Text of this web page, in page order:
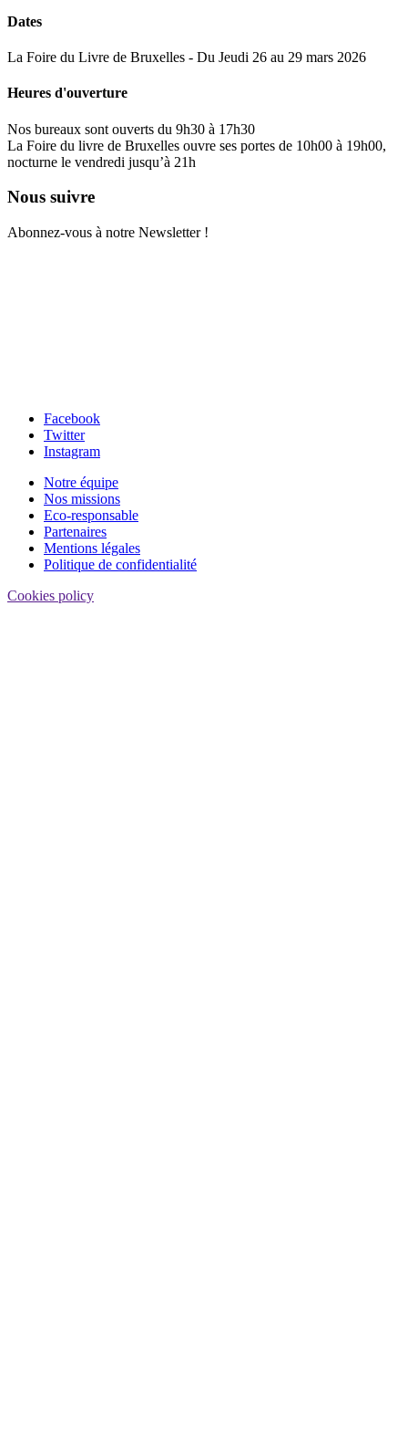
Dates
La Foire du Livre de Bruxelles - Du Jeudi 26 au 29 mars 2026
Heures d'ouverture
Nos bureaux sont ouverts du 9h30 à 17h30
La Foire du livre de Bruxelles ouvre ses portes de 10h00 à 19h00,
nocturne le vendredi jusqu’à 21h
Nous suivre
Abonnez-vous à notre Newsletter !
Facebook
Twitter
Instagram
Notre équipe
Nos missions
Eco-responsable
Partenaires
Mentions légales
Politique de confidentialité
Cookies policy